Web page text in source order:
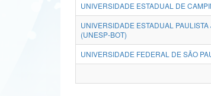
UNIVERSIDADE ESTADUAL DE
UNIVERSIDADE ESTADUAL
(UNESP-BOT)
UNIVERSIDADE FEDERAL DE SÃO